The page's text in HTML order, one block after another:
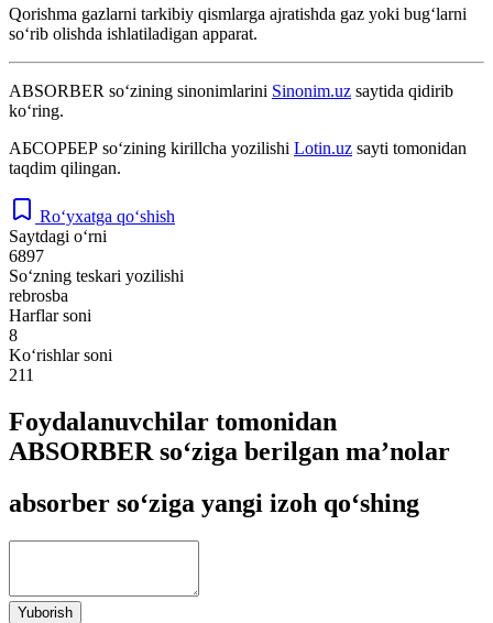
Qorishma gazlarni tarkibiy qismlarga ajratishda gaz yoki bugʻlarni
soʻrib olishda ishlatiladigan apparat.
ABSORBER so‘zining sinonimlarini Sinonim.uz saytida qidirib
ko‘ring.
АБСОРБЕР so‘zining kirillcha yozilishi Lotin.uz sayti tomonidan
taqdim qilingan.
Ro‘yxatga qo‘shish
Saytdagi o‘rni
6897
So‘zning teskari yozilishi
rebrosba
Harflar soni
8
Ko‘rishlar soni
211
Foydalanuvchilar tomonidan
ABSORBER so‘ziga berilgan ma’nolar
absorber so‘ziga yangi izoh qo‘shing
Yuborish